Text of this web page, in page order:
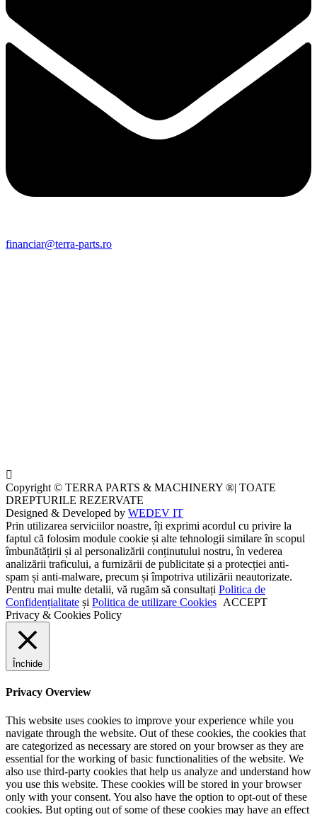
financiar@terra-parts.ro
Copyright © TERRA PARTS & MACHINERY ®| TOATE
DREPTURILE REZERVATE
Designed & Developed by WEDEV IT
Prin utilizarea serviciilor noastre, îți exprimi acordul cu privire la
faptul că folosim module cookie și alte tehnologii similare în scopul
îmbunătățirii și al personalizării conținutului nostru, în vederea
analizării traficului, a furnizării de publicitate și a protecției anti-
spam și anti-malware, precum și împotriva utilizării neautorizate.
Pentru mai multe detalii, vă rugăm să consultați Politica de
Confidențialitate și Politica de utilizare Cookies ACCEPT
Privacy & Cookies Policy
Închide
Privacy Overview
This website uses cookies to improve your experience while you
navigate through the website. Out of these cookies, the cookies that
are categorized as necessary are stored on your browser as they are
essential for the working of basic functionalities of the website. We
also use third-party cookies that help us analyze and understand how
you use this website. These cookies will be stored in your browser
only with your consent. You also have the option to opt-out of these
cookies. But opting out of some of these cookies may have an effect